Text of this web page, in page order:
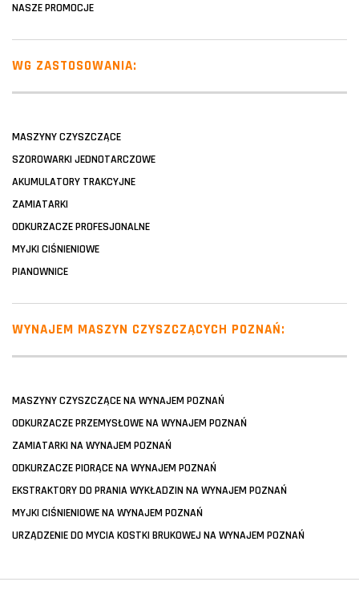
NASZE PROMOCJE
WG ZASTOSOWANIA:
MASZYNY CZYSZCZĄCE
SZOROWARKI JEDNOTARCZOWE
AKUMULATORY TRAKCYJNE
ZAMIATARKI
ODKURZACZE PROFESJONALNE
MYJKI CIŚNIENIOWE
PIANOWNICE
WYNAJEM MASZYN CZYSZCZĄCYCH POZNAŃ:
MASZYNY CZYSZCZĄCE NA WYNAJEM POZNAŃ
ODKURZACZE PRZEMYSŁOWE NA WYNAJEM POZNAŃ
ZAMIATARKI NA WYNAJEM POZNAŃ
ODKURZACZE PIORĄCE NA WYNAJEM POZNAŃ
EKSTRAKTORY DO PRANIA WYKŁADZIN NA WYNAJEM POZNAŃ
MYJKI CIŚNIENIOWE NA WYNAJEM POZNAŃ
URZĄDZENIE DO MYCIA KOSTKI BRUKOWEJ NA WYNAJEM POZNAŃ